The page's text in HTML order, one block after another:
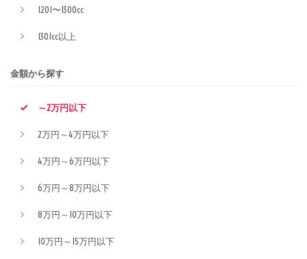
1201〜1300cc
1301cc以上
金額から探す
～2万円以下
2万円～4万円以下
4万円～6万円以下
6万円～8万円以下
8万円～10万円以下
10万円～15万円以下